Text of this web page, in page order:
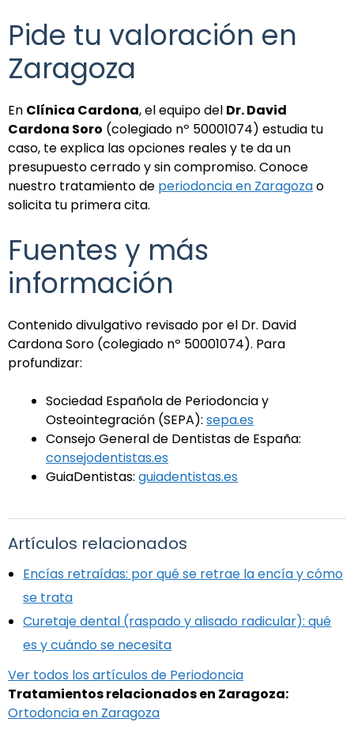
Pide tu valoración en
Zaragoza
En Clínica Cardona, el equipo del Dr. David
Cardona Soro (colegiado nº 50001074) estudia tu
caso, te explica las opciones reales y te da un
presupuesto cerrado y sin compromiso. Conoce
nuestro tratamiento de periodoncia en Zaragozao
solicita tu primera cita.
Fuentes y más
información
Contenido divulgativo revisado por el Dr. David
Cardona Soro (colegiado nº 50001074). Para
profundizar:
Sociedad Española de Periodoncia y
Osteointegración (SEPA): sepa.es
Consejo General de Dentistas de España:
consejodentistas.es
GuiaDentistas: guiadentistas.es
Artículos relacionados
Encías retraídas: por qué se retrae la encía y cómo
se trata
Curetaje dental (raspado y alisado radicular): qué
es y cuándo se necesita
Ver todos los artículos de Periodoncia
Tratamientos relacionados en Zaragoza:
Ortodoncia en Zaragoza